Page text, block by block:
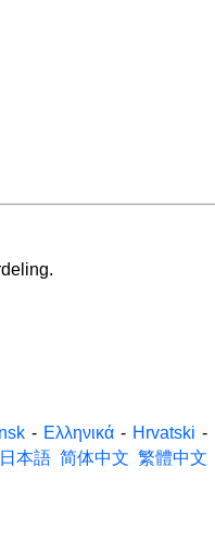
- Ελληνικά - Hrvatski -
日本語 简体中文 繁體中文